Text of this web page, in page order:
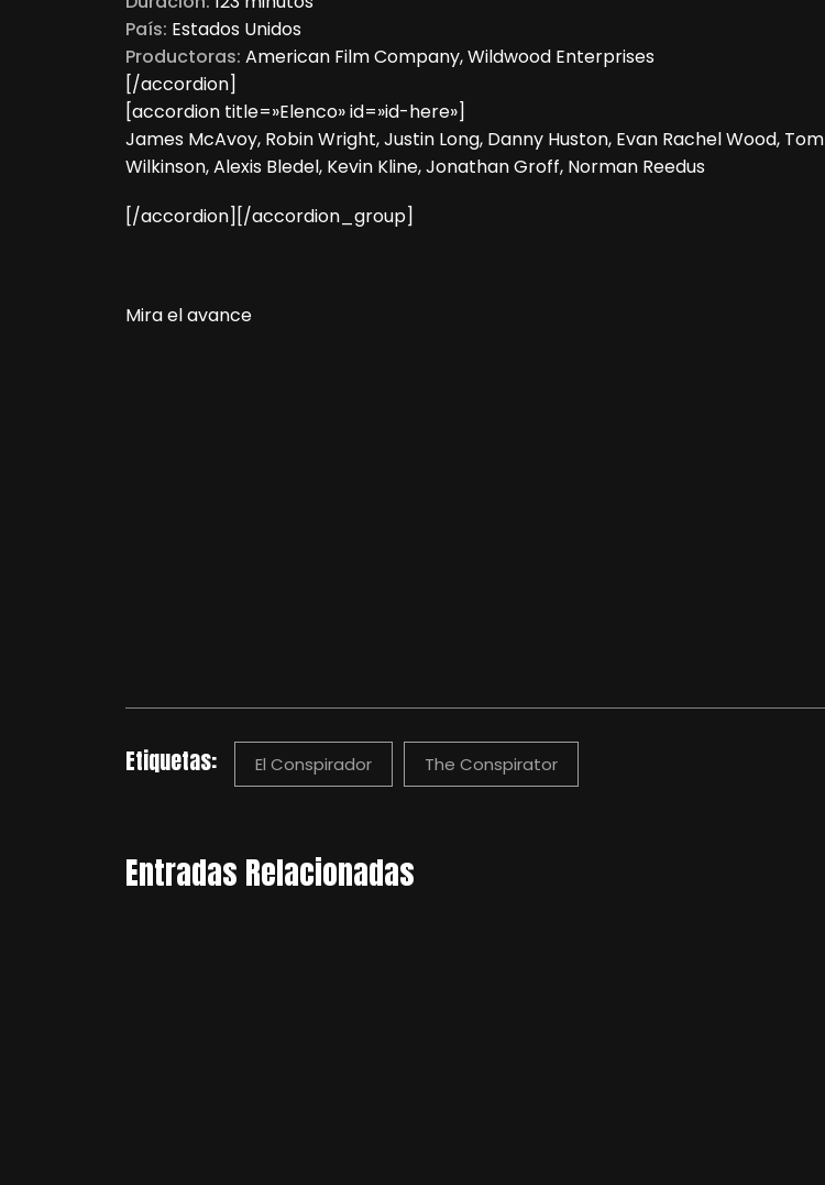
País: Estados Unidos
Productoras: American Film Company, Wildwood Enterprises
[/accordion]
[accordion title=»Elenco» id=»id-here»]
James McAvoy, Robin Wright, Justin Long, Danny Huston, Evan Rachel Wood, Tom
Wilkinson, Alexis Bledel, Kevin Kline, Jonathan Groff, Norman Reedus
[/accordion][/accordion_group]
Mira el avance
Etiquetas: El Conspirador The Conspirator
Entradas Relacionadas